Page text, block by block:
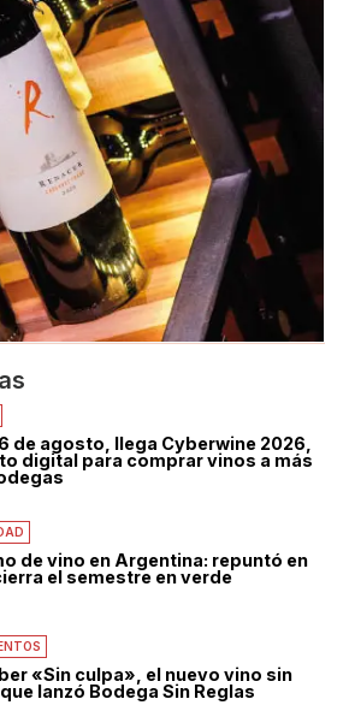
de agosto, llega Cyberwine 2026,
digital para comprar vinos a más
de vino en Argentina: repuntó en
el semestre en verde
«Sin culpa», el nuevo vino sin
lanzó Bodega Sin Reglas